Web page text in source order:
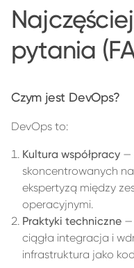
pytania
Czym jest DevOps?
DevOps to:
Kultura współpracy —
skoncentrowanych
ekspertyzą między
operacyjnymi.
Praktyki techniczne —
ciągła integracja i
infrastruktura jako